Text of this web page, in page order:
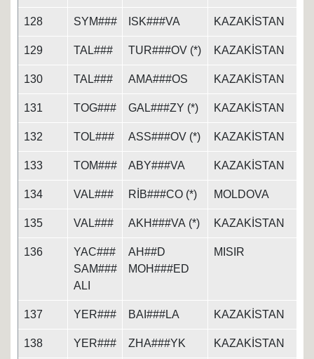
128 SYM### ISK###VA KAZAKİSTAN
129 TAL### TUR###OV (*) KAZAKİSTAN
130 TAL### AMA###OS KAZAKİSTAN
131 TOG### GAL###ZY (*) KAZAKİSTAN
132 TOL### ASS###OV (*) KAZAKİSTAN
133 TOM### ABY###VA KAZAKİSTAN
134 VAL### RİB###CO (*) MOLDOVA
135 VAL### AKH###VA (*) KAZAKİSTAN
136
YAC###
SAM###
ALI
AH##D
MOH###ED
MISIR
137 YER### BAI###LA KAZAKİSTAN
138 YER### ZHA###YK KAZAKİSTAN